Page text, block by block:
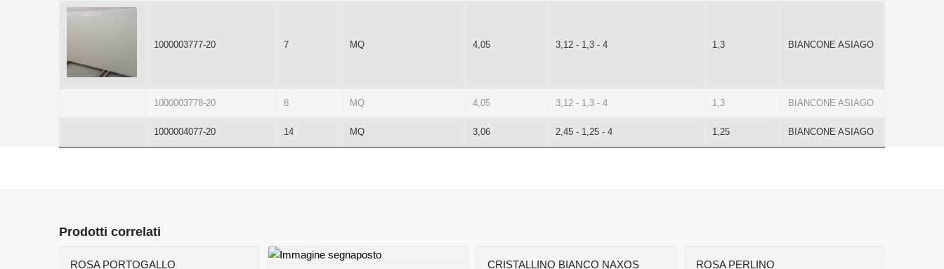
1000003777-20 7 MQ 4,05 3,12 - 1,3 - 4 1,3 BIANCONE ASIAGO
1000003778-20 8 MQ 4,05 3,12 - 1,3 - 4 1,3 BIANCONE ASIAGO
1000004077-20 14 MQ 3,06 2,45 - 1,25 - 4 1,25 BIANCONE ASIAGO
Prodotti correlati
ROSA PORTOGALLO CRISTALLINO BIANCO NAXOS ROSA PERLINO